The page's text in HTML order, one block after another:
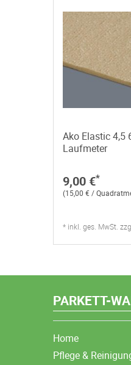
Ako Elastic 4,5
Laufmeter
9,00 €*
(15,00 € /
* inkl. ges. MwSt.
PARKETT-
Home
Pflege &